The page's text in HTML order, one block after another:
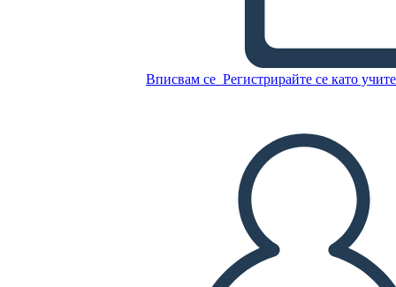
Вписвам се Регистрирайте се като
Копирайте този Storyboard
ПУСКАНЕ НА СЛАЙДШОУ
ЧЕТИ МИ